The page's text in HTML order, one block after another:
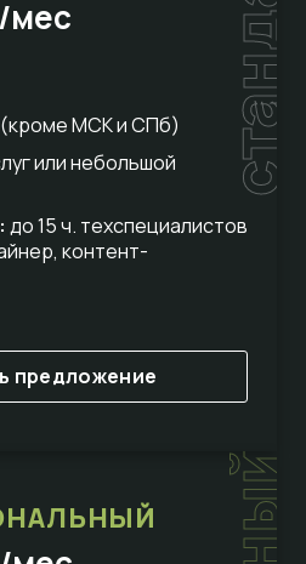
мес
(кроме МСК и СПб)
или небольшой
до 15 ч. техспециалистов
контент-
предложение